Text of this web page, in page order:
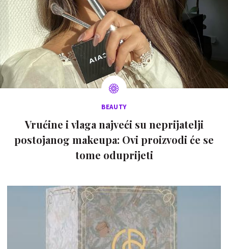
BEAUTY
Vrućine i vlaga najveći su neprijatelji
postojanog makeupa: Ovi proizvodi će se
tome oduprijeti